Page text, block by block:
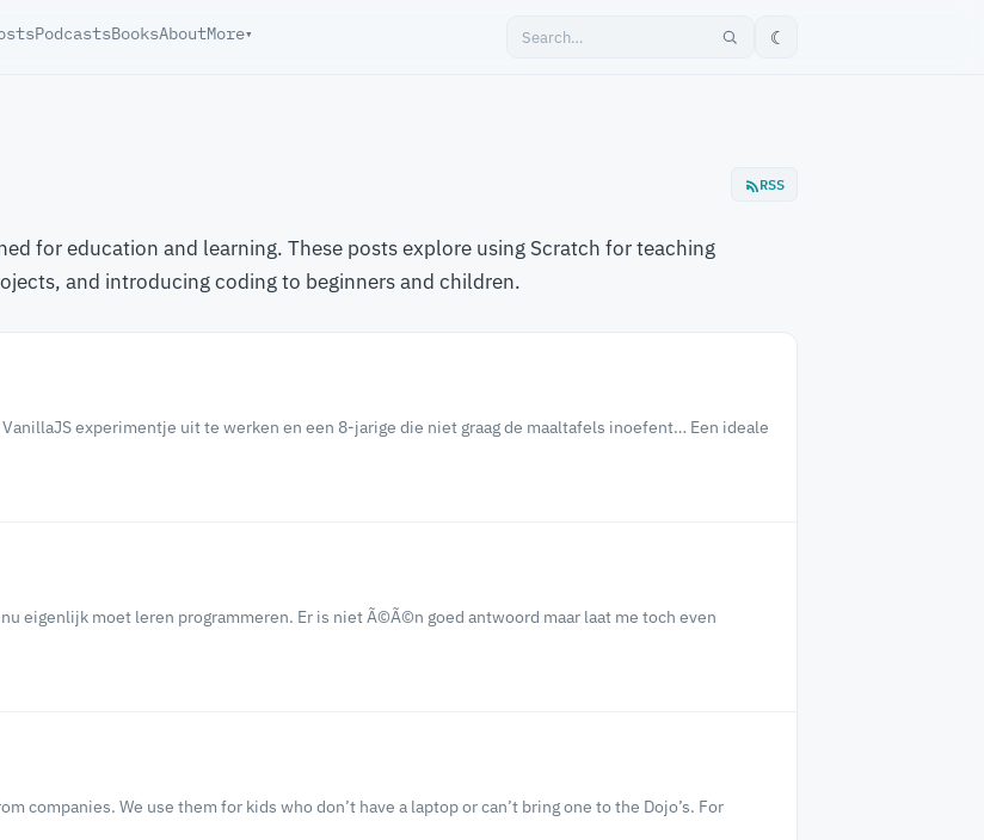
PodcastsBooksAboutMore▾ ☾
RSS
for education and learning. These posts explore using Scratch for teaching
and introducing coding to beginners and children.
experimentje uit te werken en een 8-jarige die niet graag de maaltafels inoefent… Een ideale
eigenlijk moet leren programmeren. Er is niet Ã©Ã©n goed antwoord maar laat me toch even
companies. We use them for kids who don’t have a laptop or can’t bring one to the Dojo’s. For